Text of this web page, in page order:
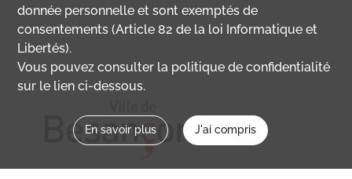
donnée personnelle et sont exemptés de
consentements (Article 82 de la loi Informatique et
Libertés).
Vous pouvez consulter la politique de confidentialité
sur le lien ci-dessous.
En savoir plus J'ai compris